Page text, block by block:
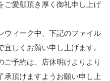
ご愛顧頂き厚く御礼申し上げ
ウィーク中、下記のファイル
しくお願い申し上げます。
ご予約は、店休明けよりより
承頂けますようお願い申し上